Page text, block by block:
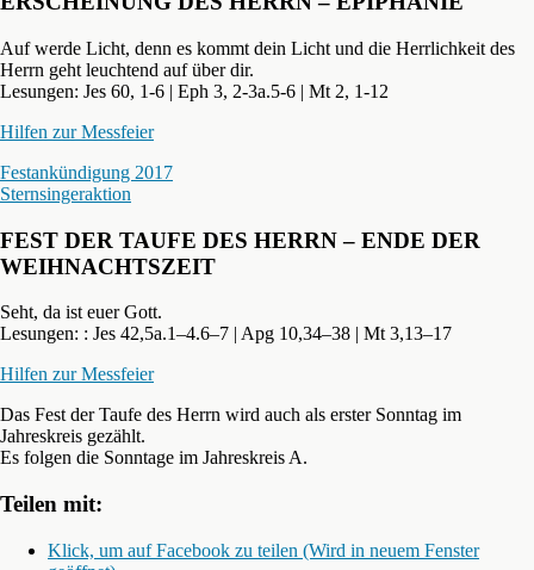
Auf werde Licht, denn es kommt dein Licht und die Herrlichkeit des
Herrn geht leuchtend auf über dir.
Lesungen: Jes 60, 1-6 | Eph 3, 2-3a.5-6 | Mt 2, 1-12
Hilfen zur Messfeier
Festankündigung 2017
Sternsingeraktion
FEST DER TAUFE DES HERRN – ENDE DER
WEIHNACHTSZEIT
Seht, da ist euer Gott.
Lesungen: : Jes 42,5a.1–4.6–7 | Apg 10,34–38 | Mt 3,13–17
Hilfen zur Messfeier
Das Fest der Taufe des Herrn wird auch als erster Sonntag im
Jahreskreis gezählt.
Es folgen die Sonntage im Jahreskreis A.
Teilen mit:
Klick, um auf Facebook zu teilen (Wird in neuem Fenster